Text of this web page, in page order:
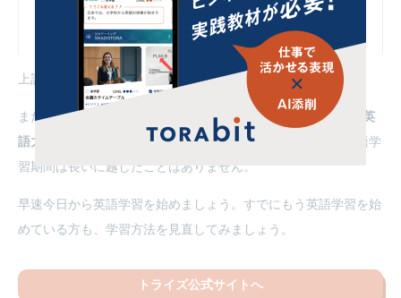
パスポートやビザなど渡航の準備をする
留学までにできるだけ英語力を高める
上記の流れに沿って、早速留学の準備を始めましょう。
また5つのステップの最後で紹介した
「留学までにできるだけ英
語力を高める」は、今日から始めるべき です。留学までの英語学
習期間は長いに越したことはありません。
早速今日から英語学習を始めましょう。すでにもう英語学習を始
めている方も、学習方法を見直してみましょう。
トライズ公式サイトへ